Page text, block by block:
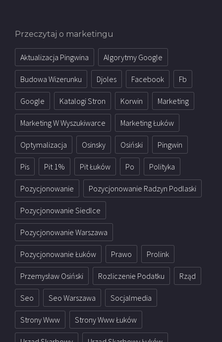
Przeczytaj o marketingu
Aktualizacja Pingwina Algorytmy Google
Budowa Wizerunku Djoles Facebook Fb
Google Katalogi Stron Korwin Marketing
Marketing W Wyszukiwarce Marketing Łuków
Optymalizacja Osinsky Osiński Pingwin
Pis Pit 1% Pit Łuków Po Polityka
Pozycjonowanie Pozycjonowanie Radzyn Podlaski
Pozycjonowanie Siedlce
Pozycjonowanie Warszawa
Pozycjonowanie Łuków Prawo Prolink
Przemysław Osiński Rozliczenie Podatku Rząd
Seo Seo Warszawa Socjalmedia
Strony Www Strony Www Łuków